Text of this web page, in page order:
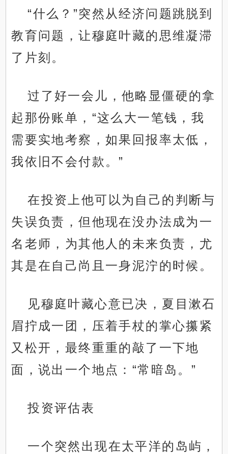
“什么？”突然从经济问题跳脱到
教育问题，让穆庭叶藏的思维凝滞
了片刻。
过了好一会儿，他略显僵硬的拿
起那份账单，“这么大一笔钱，我
需要实地考察，如果回报率太低，
我依旧不会付款。”
在投资上他可以为自己的判断与
失误负责，但他现在没办法成为一
名老师，为其他人的未来负责，尤
其是在自己尚且一身泥泞的时候。
见穆庭叶藏心意已决，夏目漱石
眉拧成一团，压着手杖的掌心攥紧
又松开，最终重重的敲了一下地
面，说出一个地点：“常暗岛。”
投资评估表
一个突然出现在太平洋的岛屿，